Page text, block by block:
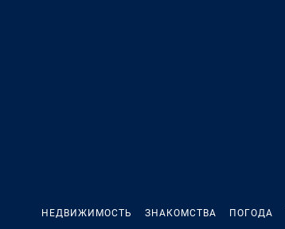
НЕДВИЖИМОСТЬ ЗНАКОМСТВА ПОГОДА